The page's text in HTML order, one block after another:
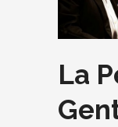
La